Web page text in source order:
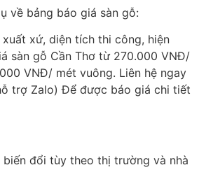
về bảng báo giá sàn gỗ:
xứ, diện tích thi công, hiện
sàn gỗ Cần Thơ từ 270.000 VNĐ/
VNĐ/ mét vuông. Liên hệ ngay
trợ Zalo) Để được báo giá chi tiết
đổi tùy theo thị trường và nhà